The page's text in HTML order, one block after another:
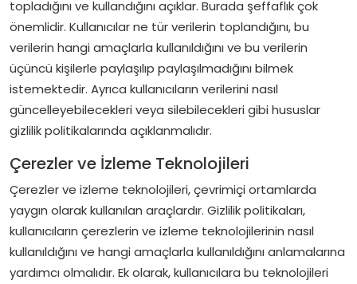
topladığını ve kullandığını açıklar. Burada şeffaflık çok
önemlidir. Kullanıcılar ne tür verilerin toplandığını, bu
verilerin hangi amaçlarla kullanıldığını ve bu verilerin
üçüncü kişilerle paylaşılıp paylaşılmadığını bilmek
istemektedir. Ayrıca kullanıcıların verilerini nasıl
güncelleyebilecekleri veya silebilecekleri gibi hususlar
gizlilik politikalarında açıklanmalıdır.
Çerezler ve İzleme Teknolojileri
Çerezler ve izleme teknolojileri, çevrimiçi ortamlarda
yaygın olarak kullanılan araçlardır. Gizlilik politikaları,
kullanıcıların çerezlerin ve izleme teknolojilerinin nasıl
kullanıldığını ve hangi amaçlarla kullanıldığını anlamalarına
yardımcı olmalıdır. Ek olarak, kullanıcılara bu teknolojileri